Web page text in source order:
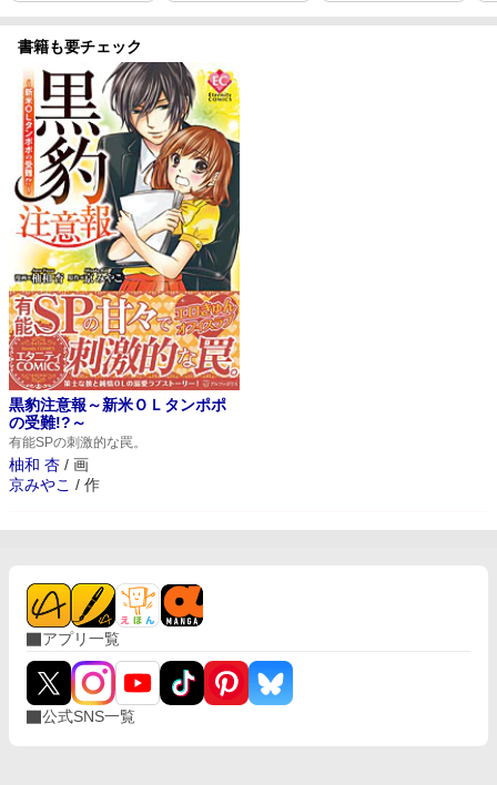
書籍も要チェック
有能SPの刺激的な罠。
黒豹注意報～新米ＯＬタンポポ
の受難!?～
柚和 杏 / 画
京みやこ / 作
アプリ一覧
公式SNS一覧